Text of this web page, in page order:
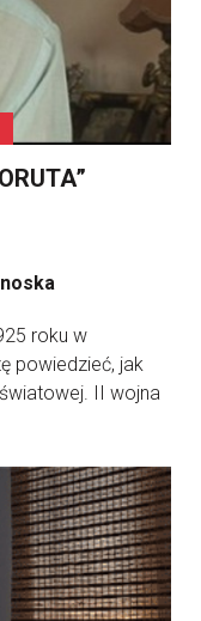
roku w
powiedzieć, jak
II wojna